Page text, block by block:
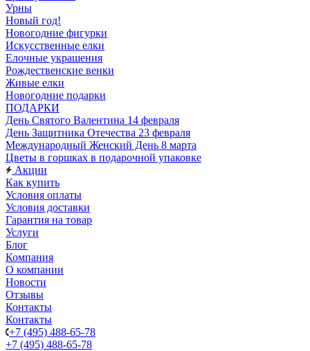
Урны
Новый год!
Новогодние фигурки
Искусственные елки
Елочные украшения
Рождественские венки
Живые елки
Новогодние подарки
ПОДАРКИ
День Святого Валентина 14 февраля
День Защитника Отечества 23 февраля
Международный Женский День 8 марта
Цветы в горшках в подарочной упаковке
Акции
Как купить
Условия оплаты
Условия доставки
Гарантия на товар
Услуги
Блог
Компания
О компании
Новости
Отзывы
Контакты
Контакты
+7 (495) 488-65-78
+7 (495) 488-65-78